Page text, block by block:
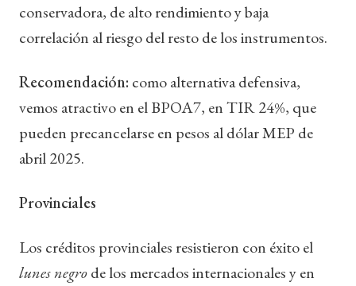
conservadora, de alto rendimiento y baja
correlación al riesgo del resto de los instrumentos.
Recomendación: como alternativa defensiva,
vemos atractivo en el BPOA7, en TIR 24%, que
pueden precancelarse en pesos al dólar MEP de
abril 2025.
Provinciales
Los créditos provinciales resistieron con éxito el
lunes negrode los mercados internacionales y en